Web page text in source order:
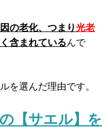
の老化、つまり光老
含まれているんで
を選んだ理由です。
【サエル】を